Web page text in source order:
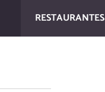
RESTAURANTES